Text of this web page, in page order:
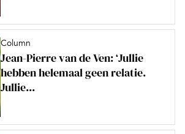
Column
Jean-Pierre van de Ven: ‘Jullie
hebben helemaal geen relatie.
Jullie...